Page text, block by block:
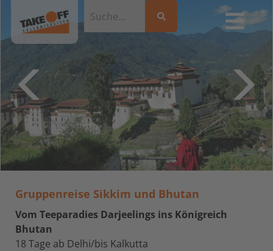
Gruppenreise Sikkim und Bhutan
Vom Teeparadies Darjeelings ins Königreich
Bhutan
18 Tage ab Delhi/bis Kalkutta